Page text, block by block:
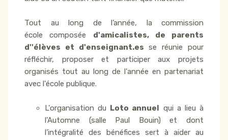
Tout au long de l’année, la commission
école composée d'amicalistes, de parents
d''élèves et d'enseignant.es se réunie pour
réfléchir, proposer et participer aux projets
organisés tout au long de l'année en partenariat
avec l'école publique.
L'organisation du Loto annuel qui a lieu à
l'Automne (salle Paul Bouin) et dont
l’intégralité des bénéfices sert à aider au